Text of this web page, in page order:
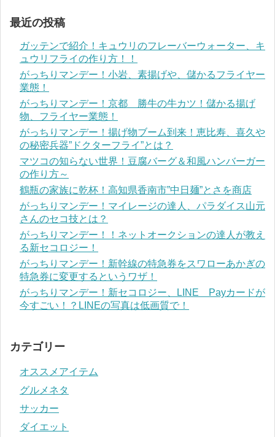
最近の投稿
ガッテンで紹介！キュウリのフレーバーウォーター、キ
ュウリフライの作り方！！
がっちりマンデー！小岩、素揚げや、儲かるフライヤー
業態！
がっちりマンデー！京都 勝牛の牛カツ！儲かる揚げ
物、フライヤー業態！
がっちりマンデー！揚げ物ブーム到来！恵比寿、喜久や
の秘密兵器”ドクターフライ”とは？
マツコの知らない世界！豆腐バーグ＆和風ハンバーガー
の作り方～
鶴瓶の家族に乾杯！高知県香南市”中日麺”とさを商店
がっちりマンデー！マイレージの達人、パラダイス山元
さんのセコ技とは？
がっちりマンデー！！ネットオークションの達人が教え
る新セコロジー！
がっちりマンデー！新幹線の特急券をスワローあかぎの
特急券に変更するというワザ！
がっちりマンデー！新セコロジー、LINE Payカードが
今すごい！？LINEの写真は低画質で！
カテゴリー
オススメアイテム
グルメネタ
サッカー
ダイエット